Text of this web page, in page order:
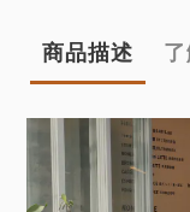
商品描述